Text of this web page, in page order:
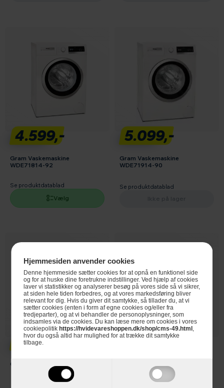
Hjemmesiden anvender cookies
Denne hjemmeside sætter cookies for at opnå en funktionel side
og for at huske dine foretrukne indstillinger. Ved hjælp af cookies
laver vi statistikker og analyserer besøg på vores side så vi sikrer,
at siden hele tiden forbedres, og at vores markedsføring bliver
relevant for dig. Hvis du giver dit samtykke, så tillader du, at vi
sætter cookies (enten i form af egne cookies og/eller fra
tredjeparter), og at vi behandler de personoplysninger, som
indsamles via de cookies. Du kan læse mere om cookies i vores
cookiepolitik https://hvidevareshoppen.dk/shop/cms-49.html ,
hvor du også altid har mulighed for at trække dit samtykke
tilbage.
4.599,-
Gram Vaskemaskine
WDE71814-92
Se produktdatablad
Vælg
5.099,-
Gram Vaskemaskine
WDE71914-90
Se produktdatablad
4.999,-
Gram Vaskemaskine WM 814-A
795,-